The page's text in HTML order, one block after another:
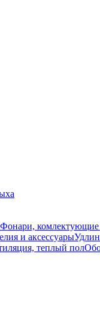
Фонари, комлектующие
и аксессуары
теплый пол